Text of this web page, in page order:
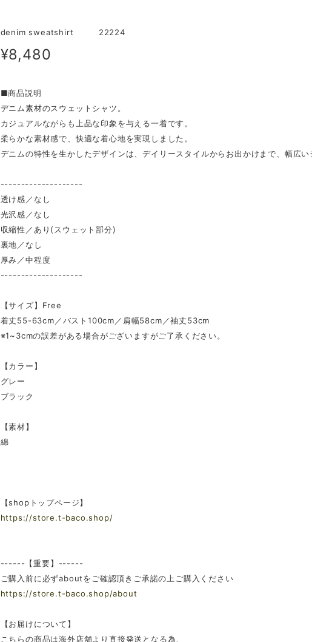
denim sweatshirt 22224
¥8,480
■商品説明
デニム素材のスウェットシャツ。
カジュアルながらも上品な印象を与える一着です。
柔らかな素材感で、快適な着心地を実現しました。
デニムの特性を生かしたデザインは、デイリースタイルからお出かけまで、幅広い
--------------------
透け感／なし
光沢感／なし
収縮性／あり(スウェット部分)
裏地／なし
厚み／中程度
--------------------
【サイズ】Free
着丈55-63cm／バスト100cm／肩幅58cm／袖丈53cm
※1~3cmの誤差がある場合がございますがご了承ください。
【カラー】
グレー
ブラック
【素材】
綿
【shopトップページ】
https://store.t-baco.shop/
------【重要】------
ご購入前に必ずaboutをご確認頂きご承諾の上ご購入ください
https://store.t-baco.shop/about
【お届けについて】
こちらの商品は海外店舗より直接発送となる為、